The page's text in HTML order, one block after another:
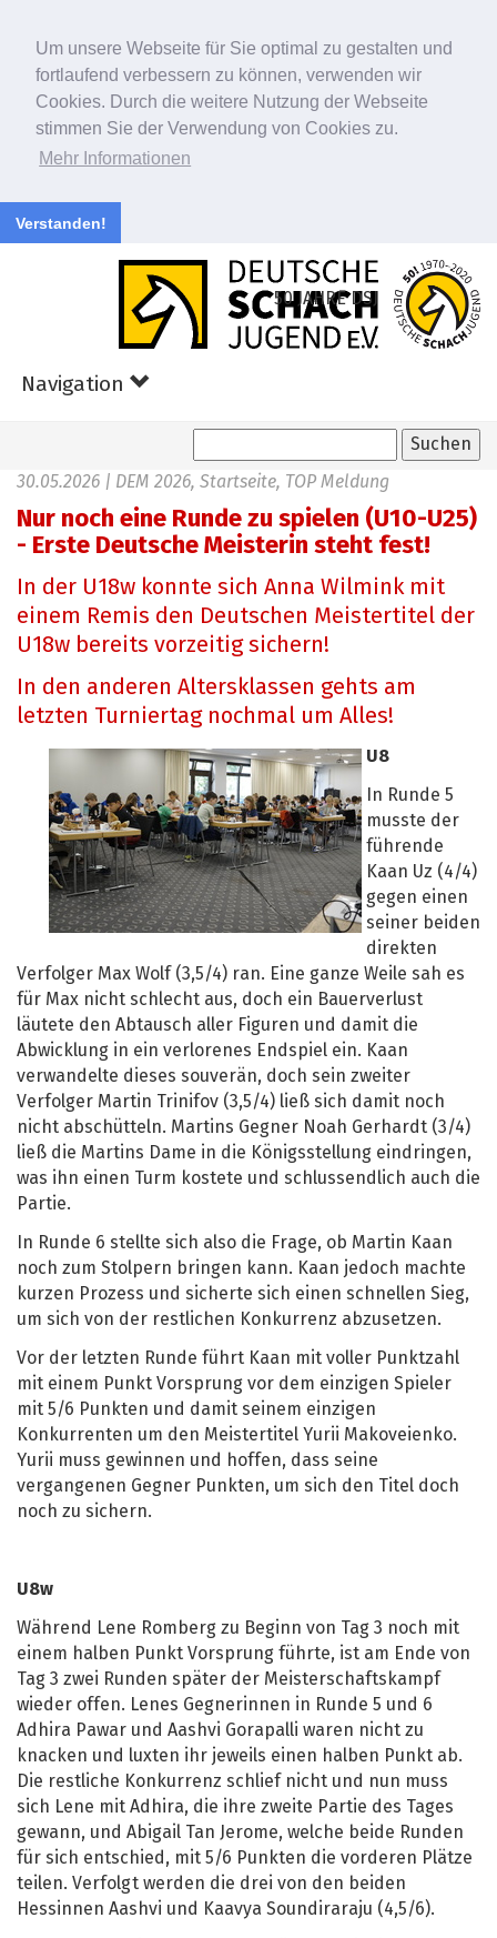
Um unsere Webseite für Sie optimal zu gestalten und
fortlaufend verbessern zu können, verwenden wir
Cookies. Durch die weitere Nutzung der Webseite
stimmen Sie der Verwendung von Cookies zu.
Mehr Informationen
Verstanden!
Navigation
50 JAHRE DSJ
30.05.2026 | DEM 2026, Startseite, TOP Meldung
Nur noch eine Runde zu spielen (U10-U25)
- Erste Deutsche Meisterin steht fest!
In der U18w konnte sich Anna Wilmink mit
einem Remis den Deutschen Meistertitel der
U18w bereits vorzeitig sichern!
In den anderen Altersklassen gehts am
letzten Turniertag nochmal um Alles!
U8
In Runde 5
musste der
führende
Kaan Uz (4/4)
gegen einen
seiner beiden
direkten
Verfolger Max Wolf (3,5/4) ran. Eine ganze Weile sah es
für Max nicht schlecht aus, doch ein Bauerverlust
läutete den Abtausch aller Figuren und damit die
Abwicklung in ein verlorenes Endspiel ein. Kaan
verwandelte dieses souverän, doch sein zweiter
Verfolger Martin Trinifov (3,5/4) ließ sich damit noch
nicht abschütteln. Martins Gegner Noah Gerhardt (3/4)
ließ die Martins Dame in die Königsstellung eindringen,
was ihn einen Turm kostete und schlussendlich auch die
Partie.
In Runde 6 stellte sich also die Frage, ob Martin Kaan
noch zum Stolpern bringen kann. Kaan jedoch machte
kurzen Prozess und sicherte sich einen schnellen Sieg,
um sich von der restlichen Konkurrenz abzusetzen.
Vor der letzten Runde führt Kaan mit voller Punktzahl
mit einem Punkt Vorsprung vor dem einzigen Spieler
mit 5/6 Punkten und damit seinem einzigen
Konkurrenten um den Meistertitel Yurii Makoveienko.
Yurii muss gewinnen und hoffen, dass seine
vergangenen Gegner Punkten, um sich den Titel doch
noch zu sichern.
U8w
Während Lene Romberg zu Beginn von Tag 3 noch mit
einem halben Punkt Vorsprung führte, ist am Ende von
Tag 3 zwei Runden später der Meisterschaftskampf
wieder offen. Lenes Gegnerinnen in Runde 5 und 6
Adhira Pawar und Aashvi Gorapalli waren nicht zu
knacken und luxten ihr jeweils einen halben Punkt ab.
Die restliche Konkurrenz schlief nicht und nun muss
sich Lene mit Adhira, die ihre zweite Partie des Tages
gewann, und Abigail Tan Jerome, welche beide Runden
für sich entschied, mit 5/6 Punkten die vorderen Plätze
teilen. Verfolgt werden die drei von den beiden
Hessinnen Aashvi und Kaavya Soundiraraju (4,5/6).